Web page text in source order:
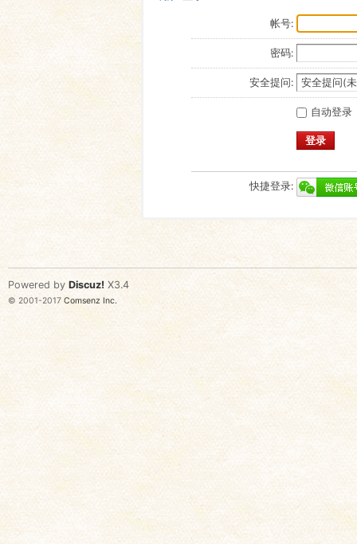
帐号:
密码:
安全提问:
自动登录
登录
快捷登录:
Powered by Discuz! X3.4
© 2001-2017 Comsenz Inc.